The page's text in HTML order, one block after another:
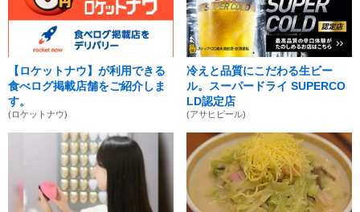
【ロケットナウ】が利用できる
食べログ掲載店舗をご紹介しま
す。
(ロケットナウ)
冷えと品質にこだわる生ビー
ル。スーパードライ SUPERCO
LD認定店
(アサヒビール)